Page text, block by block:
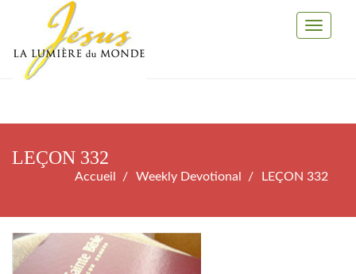
Toggle
LEÇON 332
Accueil Weekly Devotional LEÇON 332